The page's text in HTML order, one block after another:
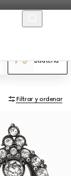
Bisutería
Filtrar y ordenar